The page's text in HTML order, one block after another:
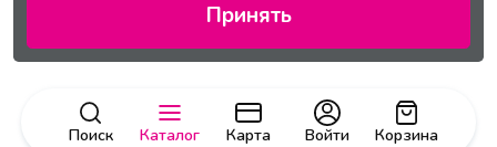
Поиск Каталог Карта Корзина
Войти
Принять